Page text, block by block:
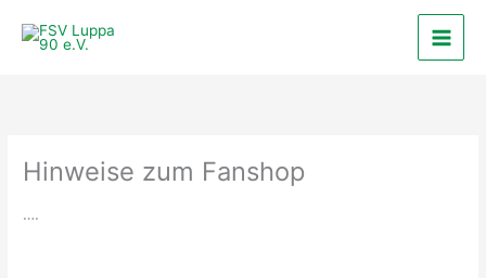
Inhalt
Hinweise zum Fanshop
….